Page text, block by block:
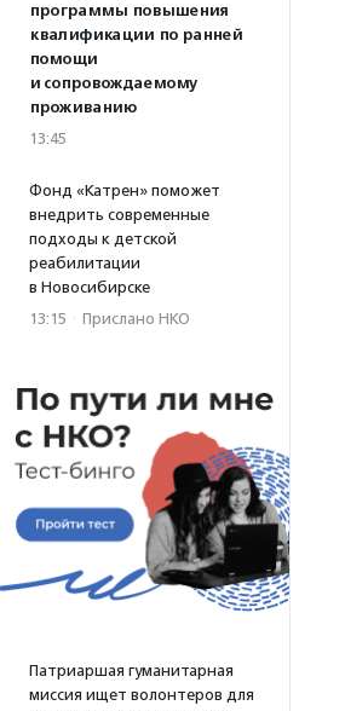
программы повышения
квалификации по ранней
помощи
и сопровождаемому
проживанию
13:45
Фонд «Катрен» поможет
внедрить современные
подходы к детской
реабилитации
в Новосибирске
13:15 · Прислано НКО
Патриаршая гуманитарная
миссия ищет волонтеров для